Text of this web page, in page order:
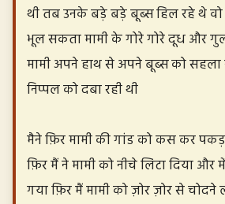
थी तब उनके बड़े बड़े बूब्स हिल रहे थे वो
भूल सकता मामी के गोरे गोरे दूध और
मामी अपने हाथ से अपने बूब्स को सहला
निप्पल को दबा रही थी
मैने फ़िर मामी की गांड को कस कर
फ़िर मैं ने मामी को नीचे लिटा दिया
गया फ़िर मैं मामी को ज़ोर ज़ोर से चोदने